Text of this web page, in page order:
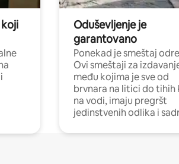
Oduševljenje je
garantovano
Ponekad je smeštaj
Ovi smeštaji za
među kojima je sve od
brvnara na litici do tihih
na vodi, imaju pregršt
jedinstvenih odlika i